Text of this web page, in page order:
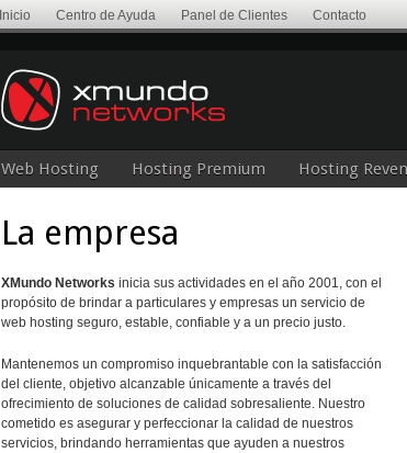
Inicio Centro de Ayuda Panel de Clientes Contacto
Web Hosting Hosting Premium Hosting
La empresa
XMundo Networks inicia sus actividades en el año 2001, con el
propósito de brindar a particulares y empresas un servicio de
web hosting seguro, estable, confiable y a un precio justo.
Mantenemos un compromiso inquebrantable con la satisfacción
del cliente, objetivo alcanzable únicamente a través del
ofrecimiento de soluciones de calidad sobresaliente. Nuestro
cometido es asegurar y perfeccionar la calidad de nuestros
servicios, brindando herramientas que ayuden a nuestros